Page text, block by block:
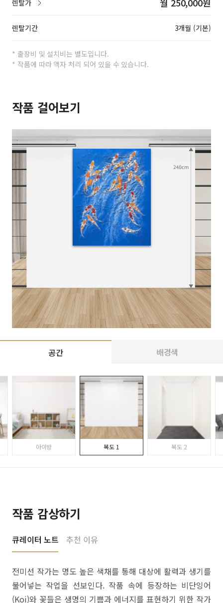
렌탈가
렌탈기간 3개월 (기본)
* 출장비 및 설치비는 별도입니다.
* 작품에 따라 액자 처리 되어 있을 수 있습니다.
작품 걸어보기
공간 배경색
아이방 복도 1 복도 2
작품 감상하기
큐레이터 노트 추천 이유
전미선 작가는 명도 높은 색채를 통해 대상에 활력과 생기를
불어넣는 작업을 선보인다. 작품 속에 등장하는 비단잉어
(Koi)와 꽃들은 생명의 기쁨과 에너지를 표현하기 위한 작가